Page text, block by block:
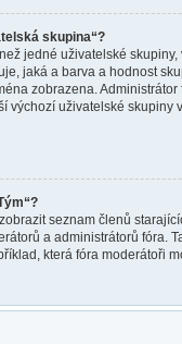
skupina“?
jedné uživatelské skupiny,
jaká a barva a hodnost
zobrazena.
výchozí uživatelské skupiny
seznam členů
a administrátorů fóra.
která fóra moderátoři